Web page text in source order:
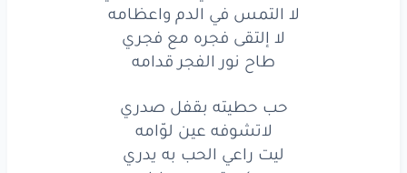
عازلٍنصهمنالقامه
والشعركالليلمنحدري
كاسيٍردفهمعحزامه
واللحظبعيونهالخدري
لا التمس في الدم واعظامه
لا إلتقى فجره مع فجري
طاح نور الفجر قدامه
حب حطيته بقفل صدري
لاتشوفه عين لوّامه
ليت راعي الحب به يدري